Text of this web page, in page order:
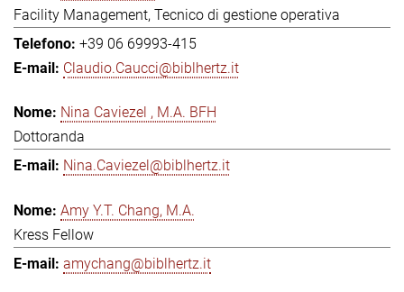
Facility Management, Tecnico di gestione operativa
+39 06 69993-415
Claudio.Caucci@biblhertz.it
Nina Caviezel , M.A. BFH
Dottoranda
Nina.Caviezel@biblhertz.it
Amy Y.T. Chang, M.A.
Kress Fellow
amychang@biblhertz.it